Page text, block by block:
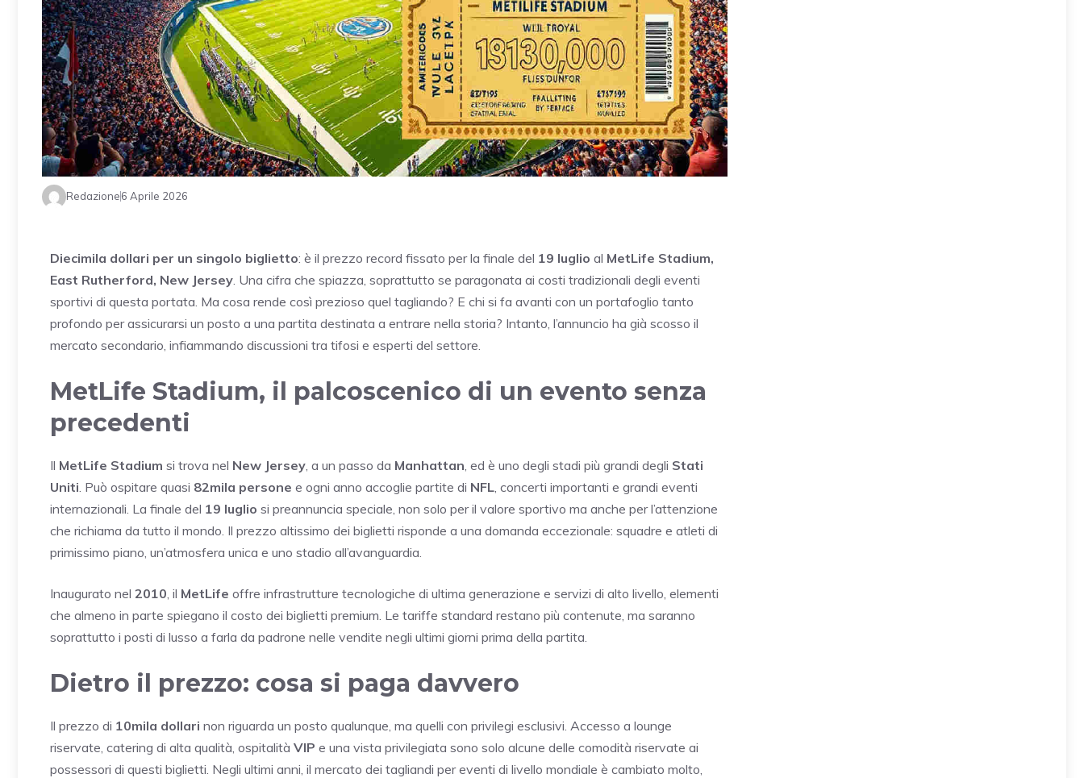
Redazione6 Aprile 2026
Diecimila dollari per un singolo biglietto: è il prezzo record fissato per la finale del 19 luglio al MetLife Stadium,
East Rutherford, New Jersey . Una cifra che spiazza, soprattutto se paragonata ai costi tradizionali degli eventi
sportivi di questa portata. Ma cosa rende così prezioso quel tagliando? E chi si fa avanti con un portafoglio tanto
profondo per assicurarsi un posto a una partita destinata a entrare nella storia? Intanto, l’annuncio ha già scosso il
mercato secondario, infiammando discussioni tra tifosi e esperti del settore.
MetLife Stadium, il palcoscenico di un evento senza
precedenti
Il MetLife Stadium si trova nel New Jersey , a un passo da Manhattan , ed è uno degli stadi più grandi degli Stati
Uniti . Può ospitare quasi 82mila persone e ogni anno accoglie partite di NFL , concerti importanti e grandi eventi
internazionali. La finale del 19 luglio si preannuncia speciale, non solo per il valore sportivo ma anche per l’attenzione
che richiama da tutto il mondo. Il prezzo altissimo dei biglietti risponde a una domanda eccezionale: squadre e atleti di
primissimo piano, un’atmosfera unica e uno stadio all’avanguardia.
Inaugurato nel 2010 , il MetLife offre infrastrutture tecnologiche di ultima generazione e servizi di alto livello, elementi
che almeno in parte spiegano il costo dei biglietti premium. Le tariffe standard restano più contenute, ma saranno
soprattutto i posti di lusso a farla da padrone nelle vendite negli ultimi giorni prima della partita.
Dietro il prezzo: cosa si paga davvero
Il prezzo di 10mila dollari non riguarda un posto qualunque, ma quelli con privilegi esclusivi. Accesso a lounge
riservate, catering di alta qualità, ospitalità VIP e una vista privilegiata sono solo alcune delle comodità riservate ai
possessori di questi biglietti. Negli ultimi anni, il mercato dei tagliandi per eventi di livello mondiale è cambiato molto,